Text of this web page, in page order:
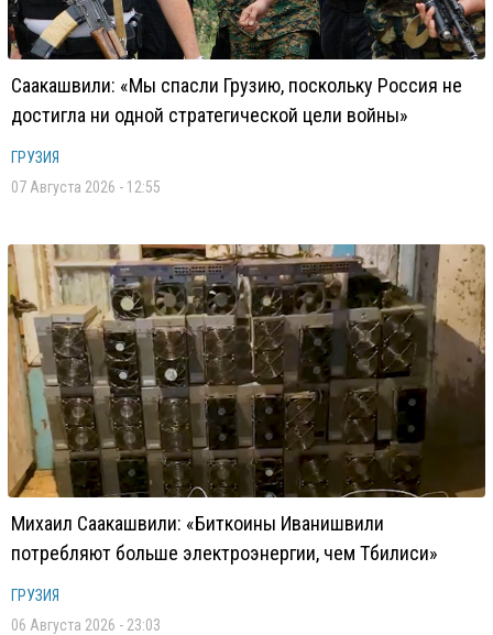
Саакашвили: «Мы спасли Грузию, поскольку Россия не
достигла ни одной стратегической цели войны»
ГРУЗИЯ
07 Августа 2026 - 12:55
Михаил Саакашвили: «Биткоины Иванишвили
потребляют больше электроэнергии, чем Тбилиси»
ГРУЗИЯ
06 Августа 2026 - 23:03